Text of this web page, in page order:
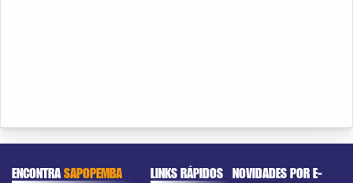
ENCONTRASAPOPEMBA LINKS RÁPIDOS NOVIDADES POR E-